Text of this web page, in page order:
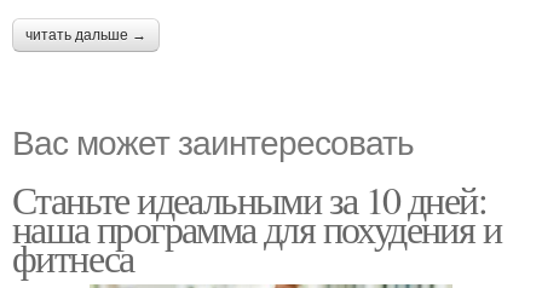
читать дальше →
Вас может заинтересовать
Станьте идеальными за 10 дней:
наша программа для похудения и
фитнеса